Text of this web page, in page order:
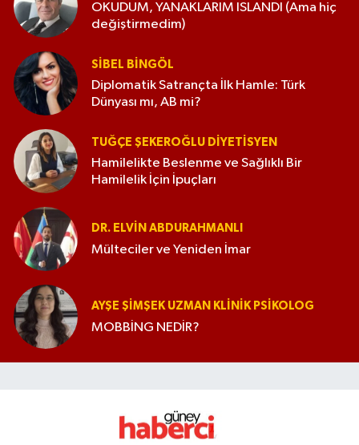
OKUDUM, YANAKLARIM ISLANDI (Ama hiç
değiştirmedim)
SIBEL BINGÖL
Diplomatik Satrançta İlk Hamle: Türk
Dünyası mı, AB mi?
TUĞÇE ŞEKEROĞLU DIYETISYEN
Hamilelikte Beslenme ve Sağlıklı Bir
Hamilelik İçin İpuçları
DR. ELVIN ABDURAHMANLI
Mülteciler ve Yeniden İmar
AYŞE ŞIMŞEK UZMAN KLINIK PSIKOLOG
MOBBİNG NEDİR?